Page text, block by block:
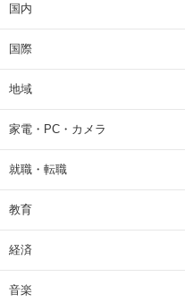
国内
国際
地域
家電・PC・カメラ
就職・転職
教育
経済
音楽